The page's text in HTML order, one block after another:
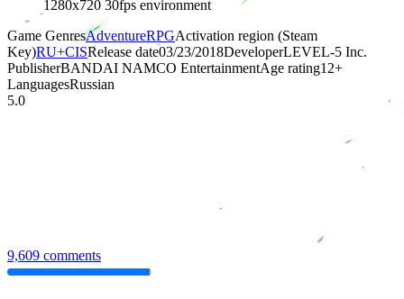
1280x720 30fps environment
Game GenresAdventureRPGActivation region (Steam
Key)RU+CISRelease date03/23/2018DeveloperLEVEL-5 Inc.
PublisherBANDAI NAMCO EntertainmentAge rating12+
LanguagesRussian
5.0
9,609 comments